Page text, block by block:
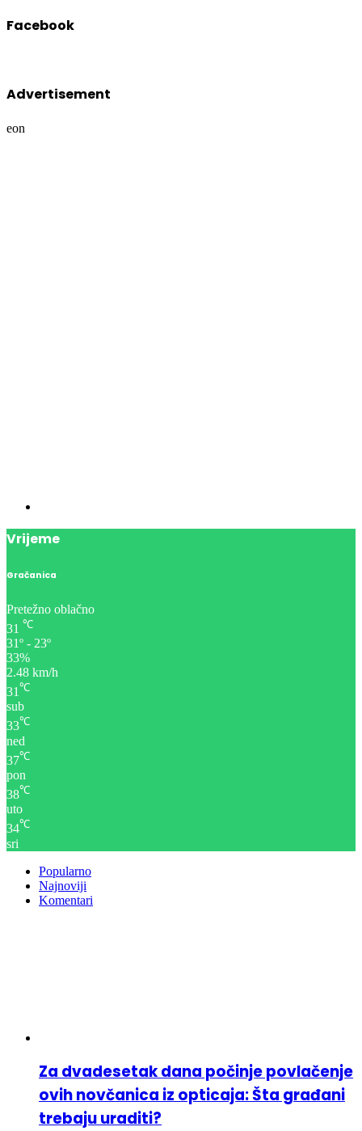
Facebook
Advertisement
eon
Vrijeme
Gračanica
Pretežno oblačno
31 ℃
31º - 23º
33%
2.48 km/h
31 ℃
sub
33℃
ned
37℃
pon
38℃
uto
34℃
sri
Popularno
Najnoviji
Komentari
Za dvadesetak dana počinje povlačenje
ovih novčanica iz opticaja: Šta građani
trebaju uraditi?